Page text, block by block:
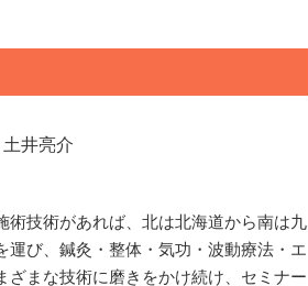
井亮介
術技術があれば、北は北海道から南は九
運び、鍼灸・整体・気功・波動療法・エ
ざまな技術に磨きをかけ続け、セミナー